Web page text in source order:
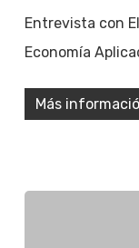
Entrevista con
Economía
Más